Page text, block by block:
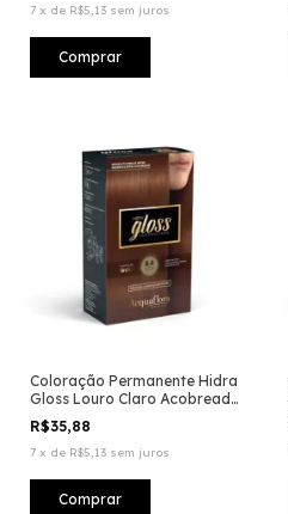
7 x de R$5,13 sem juros
Coloração Permanente Hidra
Gloss Louro Claro Acobreado
8.4
R$35,88
7 x de R$5,13 sem juros